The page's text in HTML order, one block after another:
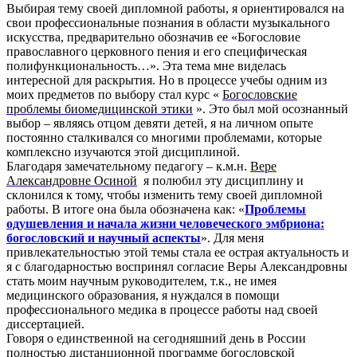
Выбирая тему своей дипломной работы, я ориентировался на
свои профессиональные познания в области музыкального
искусства, предварительно обозначив ее «Богословие
православного церковного пения и его специфическая
полифункциональность…». Эта тема мне виделась
интересной для раскрытия. Но в процессе учебы одним из
моих предметов по выбору стал курс « Богословские
проблемы биомедицинской этики ». Это был мой осознанный
выбор – являясь отцом девяти детей, я на личном опыте
постоянно сталкивался со многими проблемами, которые
комплексно изучаются этой дисциплиной.
Благодаря замечательному педагогу – к.м.н. Вере
Александровне Осиной я полюбил эту дисциплину и
склонился к тому, чтобы изменить тему своей дипломной
работы. В итоге она была обозначена как: «Проблемы
одушевления и начала жизни человеческого эмбриона:
богословский и научный аспекты». Для меня
привлекательностью этой темы стала ее острая актуальность и
я с благодарностью воспринял согласие Веры Александровны
стать моим научным руководителем, т.к., не имея
медицинского образования, я нуждался в помощи
профессионального медика в процессе работы над своей
диссертацией.
Говоря о единственной на сегодняшний день в России
полностью дистанционной программе богословской